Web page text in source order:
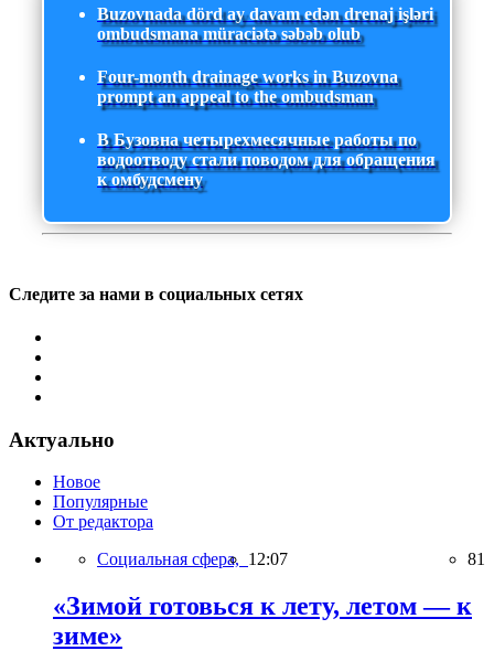
Buzovnada dörd ay davam edən drenaj işləri
ombudsmana müraciətə səbəb olub
Four-month drainage works in Buzovna
prompt an appeal to the ombudsman
В Бузовна четырехмесячные работы по
водоотводу стали поводом для обращения
к омбудсмену
Следите за нами в социальных сетях
Актуально
Новое
Популярные
От редактора
Социальная сфера, 12:07 81
«Зимой готовься к лету, летом — к
зиме»